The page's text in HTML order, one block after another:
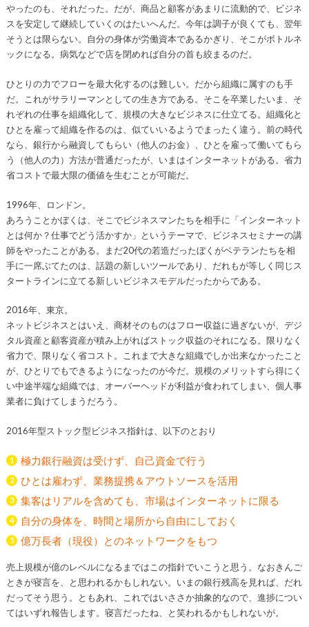
やったのも、それだった。だが、商品と顧客があまりに流動的で、ビジネ
スを安定して継続していくのはたいへんだ。今年は調子が良くても、翌年
そうとは限らない。自分の身体が労働資本であるかぎり、そこがボトルネ
ックになる。病気などで店を閉めれば自分の首も絞まるのだ。
ひとりの力でフローを最大化するのは難しい。だから組織に属すのも手
だ。これがサラリーマンとしての生き方である。そこを卒業したいま、そ
れぞれの仕事を組織化して、規模の大きなビジネスに仕立てる。組織化と
ひとを雇って組織を作るのは、似ていいるようでまったく違う。前の時代
なら、銀行から融資してもらい（他人のお金）、ひとを雇って働いてもら
う（他人の力）方法が普通だったが、いまはインターネットがある。省力
省コストで最大限の価値を生むことが可能だ。
1996年、ロンドン。
あろうことかぼくは、そこでビジネスマンたちを相手に「インターネット
とは何か？仕事でどう活かすか」というテーマで、ビジネスセミナーの講
師をやったことがある。まだ20代の若造だったぼくがベテランたちを相
手に一席ぶてたのは、話題の新しいツールであり、だれもが等しく同じス
タートラインに立てる新しいビジネスモデルだったからである。
2016年、東京。
ネットビジネスとはいえ、商材そのものはフロー収益に過ぎないが、デジ
タル資産と顧客資産が積み上がればストック収益のそれになる。限りなく
省力で、限りなく省コスト。これまで大きな組織でしか出来なかったこと
が、ひとりでもできるようになったのが今だ。規模のメリットすら得にく
い中途半端な組織では、オーバーヘッドが利益が食われてしまい、個人事
業者に負けてしまうだろう。
2016年型ストック型ビジネス指針は、以下のとおり
極力銀行融資は受けず、自己資金で行う
ひとは雇わず、業務提携＆アウトソースを活用
集客はリアルを含めても、市場はインターネットに限る
自分の身体を、時間と場所から自由にしておく
億万長者（現役）とのネットワークをもつ
売上規模が億のレベルになるまではこの指針でいこうと思う。なおきんご
ときが寝言を、と思われるかもしれない。いまの銀行残高を見れば、だれ
だってそう思う。ともあれ、これではいささか抽象的なので、進捗につい
てはいずれ報告します。寝言だったね、と笑われるかもしれないが。